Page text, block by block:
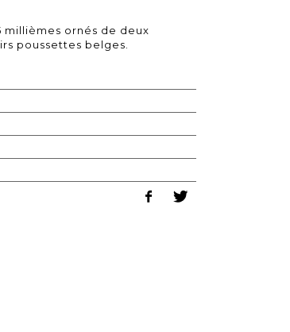
ornés de deux
poussettes belges.